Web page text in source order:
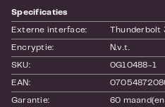
Specificaties
Externe interface: Thunderbolt
Encryptie: N.v.t.
SKU: 0G10488-1
EAN:
Garantie: 60